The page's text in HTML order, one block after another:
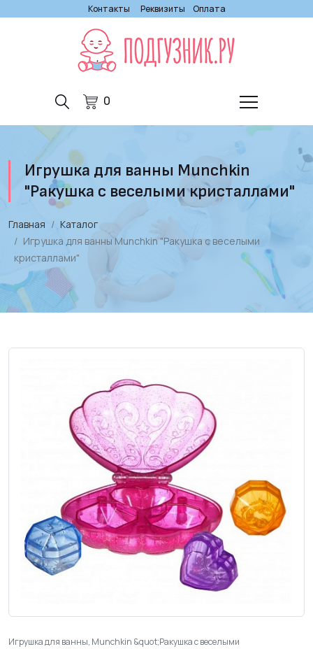
Контакты Реквизиты Оплата
0
Игрушка для ванны Munchkin
"Ракушка с веселыми кристаллами"
Главная
Каталог
Игрушка для ванны Munchkin "Ракушка с веселыми
кристаллами"
Игрушка для ванны, Munchkin &quot;Ракушка с веселыми